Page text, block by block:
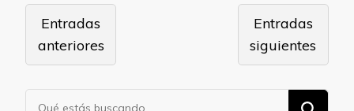
Navegación
de
entradas
Entradas
anteriores
Entradas
siguientes
¿Buscas